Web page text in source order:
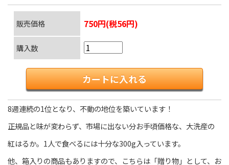
販売価格 750円(税56円)
購入数
8週連続の1位となり、不動の地位を築いています！
正規品と味が変わらず、市場に出ない分お手頃価格な、大洗産の
紅はるか。1人で食べるには十分な300g入っています。
他、箱入りの商品もありますので、こちらは「贈り物」として、お